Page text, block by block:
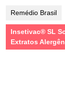
Remédio Brasil
Insetivac® SL
Extratos